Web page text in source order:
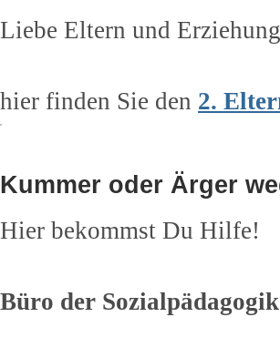
Liebe Eltern und
hier finden Sie den 2.
Kummer oder Ärger
Hier bekommst Du Hilfe!
Büro der